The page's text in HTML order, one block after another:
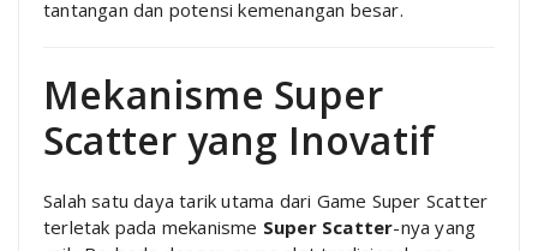
tantangan dan potensi kemenangan besar.
Mekanisme Super
Scatter yang Inovatif
Salah satu daya tarik utama dari Game Super Scatter
terletak pada mekanisme Super Scatter-nya yang